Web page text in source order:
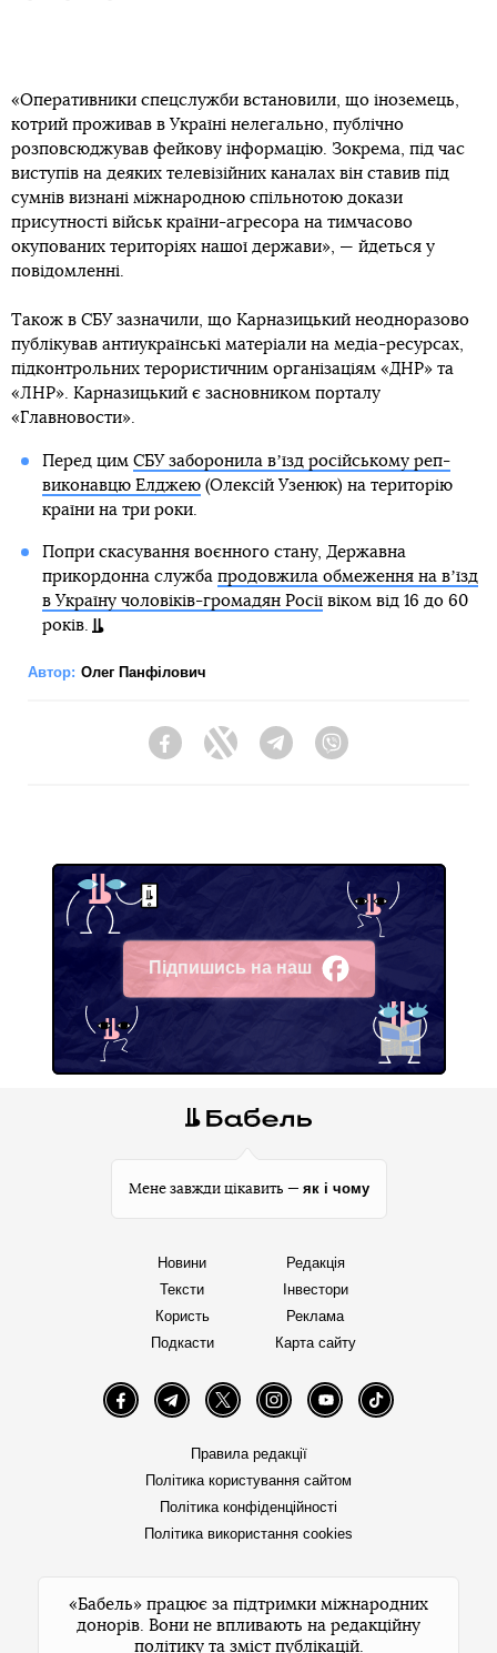
«Оперативники спецслужби встановили, що іноземець,
котрий проживав в Україні нелегально, публічно
розповсюджував фейкову інформацію. Зокрема, під час
виступів на деяких телевізійних каналах він ставив під
сумнів визнані міжнародною спільнотою докази
присутності військ країни-агресора на тимчасово
окупованих територіях нашої держави», — йдеться у
повідомленні.
Також в СБУ зазначили, що Карназицький неодноразово
публікував антиукраїнські матеріали на медіа-ресурсах,
підконтрольних терористичним організаціям «ДНР» та
«ЛНР». Карназицький є засновником порталу
«Главновости».
Перед цим СБУ заборонила вʼїзд російському реп-
виконавцю Елджею(Олексій Узенюк) на територію
країни на три роки.
Попри скасування воєнного стану, Державна
прикордонна служба продовжила обмеження на вʼїзд
в Україну чоловіків-громадян Росіївіком від 16 до 60
років.
Автор: Олег Панфілович
FacebookTwitter Telegram
Підпишись на наш
Facebook
Мене завжди цікавить — як і чому
Новини
Тексти
Користь
Подкасти
Редакція
Інвестори
Реклама
Карта сайту
FacebookTelegramTwitter InstagramYouTube TikTok
Правила редакції
Політика користування сайтом
Політика конфіденційності
Політика використання cookies
«Бабель» працює за підтримки міжнародних
донорів. Вони не впливають на редакційну
політику та зміст публікацій.